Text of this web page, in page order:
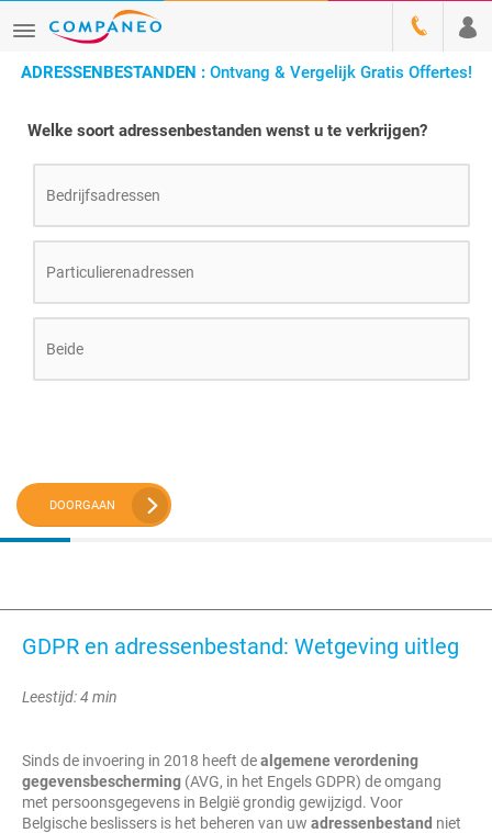
ADRESSENBESTANDEN : Ontvang & Vergelijk Gratis Offertes!
Welke soort adressenbestanden wenst u te verkrijgen?
Bedrijfsadressen
Particulierenadressen
Beide
DOORGAAN
GDPR en adressenbestand: Wetgeving uitleg
Leestijd: 4 min
Sinds de invoering in 2018 heeft dealgemene verordening
gegevensbescherming (AVG, in het Engels GDPR) de omgang
met persoonsgegevens in België grondig gewijzigd. Voor
Belgische beslissers is het beheren van uw adressenbestand niet